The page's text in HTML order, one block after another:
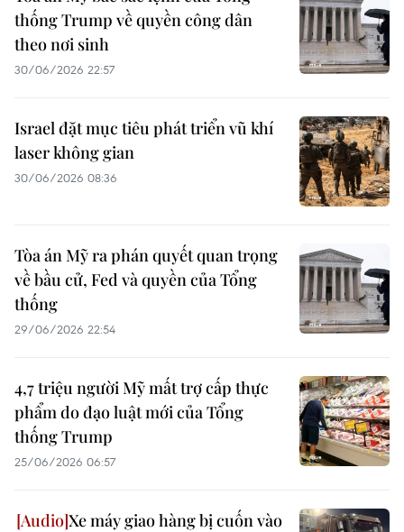
thống Trump về quyền công dân
theo nơi sinh
30/06/2026 22:57
Israel đặt mục tiêu phát triển vũ khí
laser không gian
30/06/2026 08:36
Tòa án Mỹ ra phán quyết quan trọng
về bầu cử, Fed và quyền của Tổng
thống
29/06/2026 22:54
4,7 triệu người Mỹ mất trợ cấp thực
phẩm do đạo luật mới của Tổng
thống Trump
25/06/2026 06:57
Xe máy giao hàng bị cuốn vào